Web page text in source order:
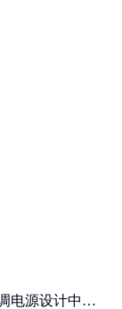
电源设计中的